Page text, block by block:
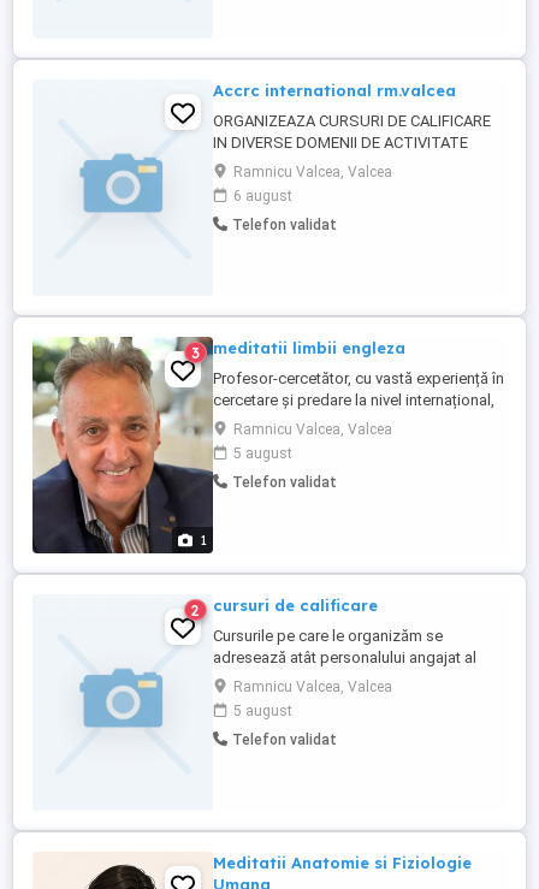
Accrc international rm.valcea
ORGANIZEAZA CURSURI DE CALIFICARE
IN DIVERSE DOMENII DE ACTIVITATE
Ramnicu Valcea, Valcea
6 august
Telefon validat
1
3 meditatii limbii engleza
Profesor-cercetător, cu vastă experiență în
cercetare și predare la nivel internațional,
autor de carti si articole de specialitate,
ofer meditatii lb. engleza la nivel
performant pentru admitere Academia de
Politie, Școala de Poliție, Filologie, teste
Ramnicu Valcea, Valcea
5 august
Telefon validat
2 cursuri de calificare
Cursurile pe care le organizăm se
adresează atât personalului angajat al
societă ilor comerciale cât i persoanelor
fizice dornice să urmeze un curs de
calificare sau de formare profesională.
Prin formarea profesională asociația
Ramnicu Valcea, Valcea
5 august
Telefon validat
Meditatii Anatomie si Fiziologie
Umana